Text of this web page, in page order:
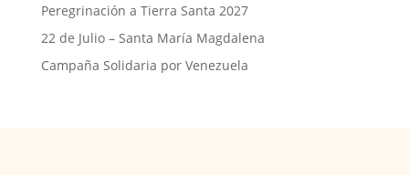
Peregrinación a Tierra Santa 2027
22 de Julio – Santa María Magdalena
Campaña Solidaria por Venezuela